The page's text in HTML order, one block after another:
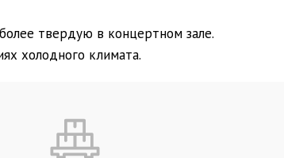
твердую в концертном зале.
холодного климата.